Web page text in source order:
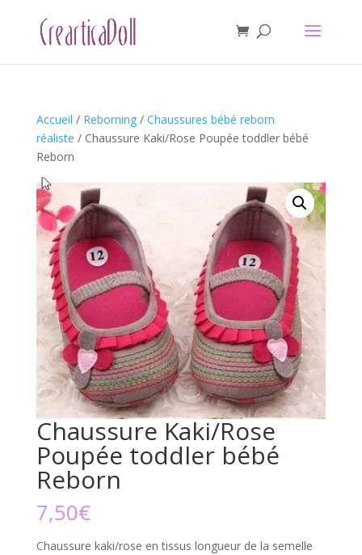
Accueil / Reborning/ Chaussures bébé reborn
réaliste / Chaussure Kaki/Rose Poupée toddler bébé
Reborn
Chaussure Kaki/Rose
Poupée toddler bébé
Reborn
7,50€
Chaussure kaki/rose en tissus longueur de la semelle